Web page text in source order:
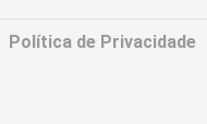
Política de Privacidade